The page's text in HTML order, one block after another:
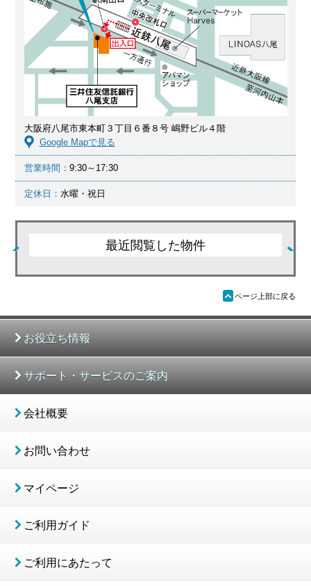
大阪府八尾市東本町３丁目６番８号 嶋野ビル４階
Google Mapで見る
営業時間： 9:30～17:30
定休日： 水曜・祝日
最近閲覧した物件
ü ページ上部に戻る
お役立ち情報
サポート・サービスのご案内
会社概要
お問い合わせ
マイページ
ご利用ガイド
ご利用にあたって